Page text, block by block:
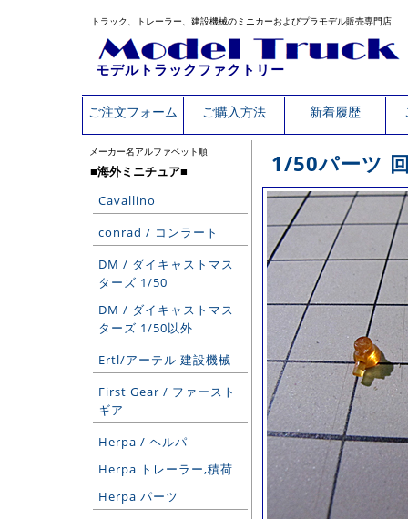
トラック、トレーラー、建設機械のミニカーおよびプラモデル販売専門店
モデルトラックファクトリー
ご注文フォーム ご購入方法 新着履歴
メーカー名アルファベット順
■海外ミニチュア■
Cavallino
conrad / コンラート
DM / ダイキャストマス
ターズ 1/50
DM / ダイキャストマス
ターズ 1/50以外
Ertl/アーテル 建設機械
First Gear / ファースト
ギア
Herpa / ヘルパ
Herpa トレーラー,積荷
Herpa パーツ
1/50パーツ